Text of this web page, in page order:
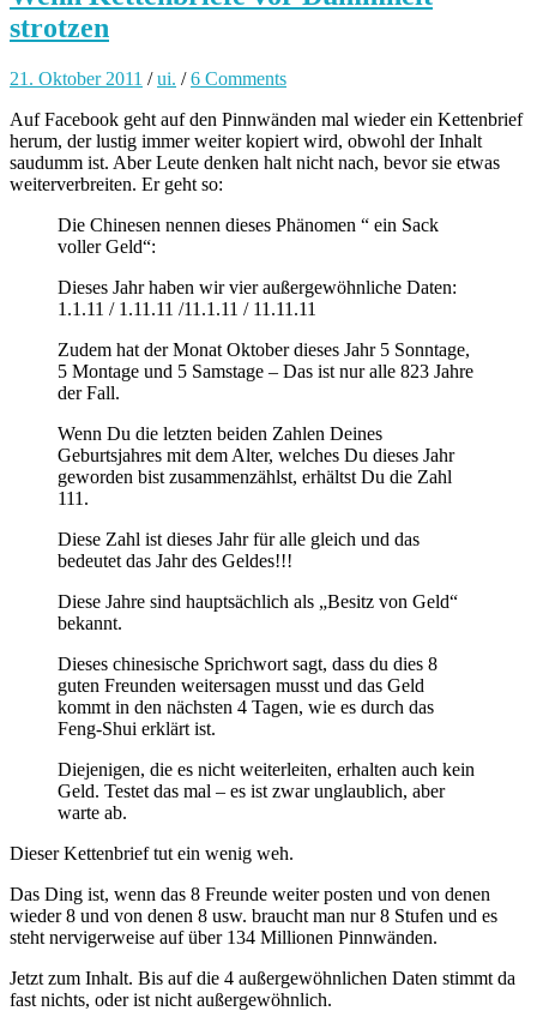
strotzen
21. Oktober 2011 /ui. /6 Comments
Auf Facebook geht auf den Pinnwänden mal wieder ein Kettenbrief
herum, der lustig immer weiter kopiert wird, obwohl der Inhalt
saudumm ist. Aber Leute denken halt nicht nach, bevor sie etwas
weiterverbreiten. Er geht so:
Die Chinesen nennen dieses Phänomen “ ein Sack
voller Geld“:
Dieses Jahr haben wir vier außergewöhnliche Daten:
1.1.11 / 1.11.11 /11.1.11 / 11.11.11
Zudem hat der Monat Oktober dieses Jahr 5 Sonntage,
5 Montage und 5 Samstage – Das ist nur alle 823 Jahre
der Fall.
Wenn Du die letzten beiden Zahlen Deines
Geburtsjahres mit dem Alter, welches Du dieses Jahr
geworden bist zusammenzählst, erhältst Du die Zahl
111.
Diese Zahl ist dieses Jahr für alle gleich und das
bedeutet das Jahr des Geldes!!!
Diese Jahre sind hauptsächlich als „Besitz von Geld“
bekannt.
Dieses chinesische Sprichwort sagt, dass du dies 8
guten Freunden weitersagen musst und das Geld
kommt in den nächsten 4 Tagen, wie es durch das
Feng-Shui erklärt ist.
Diejenigen, die es nicht weiterleiten, erhalten auch kein
Geld. Testet das mal – es ist zwar unglaublich, aber
warte ab.
Dieser Kettenbrief tut ein wenig weh.
Das Ding ist, wenn das 8 Freunde weiter posten und von denen
wieder 8 und von denen 8 usw. braucht man nur 8 Stufen und es
steht nervigerweise auf über 134 Millionen Pinnwänden.
Jetzt zum Inhalt. Bis auf die 4 außergewöhnlichen Daten stimmt da
fast nichts, oder ist nicht außergewöhnlich.